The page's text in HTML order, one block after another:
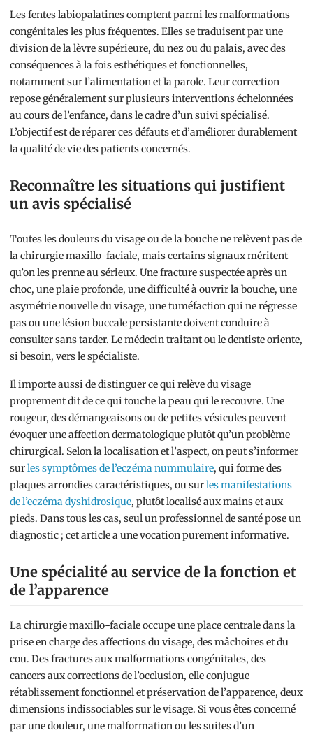
Les fentes labiopalatines comptent parmi les malformations
congénitales les plus fréquentes. Elles se traduisent par une
division de la lèvre supérieure, du nez ou du palais, avec des
conséquences à la fois esthétiques et fonctionnelles,
notamment sur l’alimentation et la parole. Leur correction
repose généralement sur plusieurs interventions échelonnées
au cours de l’enfance, dans le cadre d’un suivi spécialisé.
L’objectif est de réparer ces défauts et d’améliorer durablement
la qualité de vie des patients concernés.
Reconnaître les situations qui justifient
un avis spécialisé
Toutes les douleurs du visage ou de la bouche ne relèvent pas de
la chirurgie maxillo-faciale, mais certains signaux méritent
qu’on les prenne au sérieux. Une fracture suspectée après un
choc, une plaie profonde, une difficulté à ouvrir la bouche, une
asymétrie nouvelle du visage, une tuméfaction qui ne régresse
pas ou une lésion buccale persistante doivent conduire à
consulter sans tarder. Le médecin traitant ou le dentiste oriente,
si besoin, vers le spécialiste.
Il importe aussi de distinguer ce qui relève du visage
proprement dit de ce qui touche la peau qui le recouvre. Une
rougeur, des démangeaisons ou de petites vésicules peuvent
évoquer une affection dermatologique plutôt qu’un problème
chirurgical. Selon la localisation et l’aspect, on peut s’informer
surles symptômes de l’eczéma nummulaire, qui forme des
plaques arrondies caractéristiques, ou surles manifestations
de l’eczéma dyshidrosique, plutôt localisé aux mains et aux
pieds. Dans tous les cas, seul un professionnel de santé pose un
diagnostic ; cet article a une vocation purement informative.
Une spécialité au service de la fonction et
de l’apparence
La chirurgie maxillo-faciale occupe une place centrale dans la
prise en charge des affections du visage, des mâchoires et du
cou. Des fractures aux malformations congénitales, des
cancers aux corrections de l’occlusion, elle conjugue
rétablissement fonctionnel et préservation de l’apparence, deux
dimensions indissociables sur le visage. Si vous êtes concerné
par une douleur, une malformation ou les suites d’un